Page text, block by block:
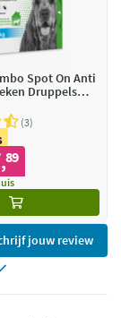
Spot On Anti
Druppels
3
,89
jouw review